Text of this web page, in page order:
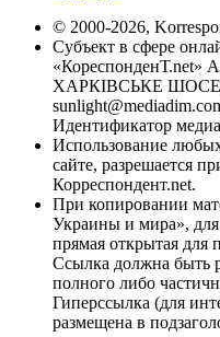
© 2000-2026,
Субъект в сфере
«КореспонденТ.net»
ХАРКІВСЬКЕ ШОСЕ,
Идентификатор
Использование
сайте, разрешается
Корреспондент.net.
При копировании
Украины и мира», для
прямая открытая для
Ссылка должна быть
полного либо
Гиперссылка (для
размещена в